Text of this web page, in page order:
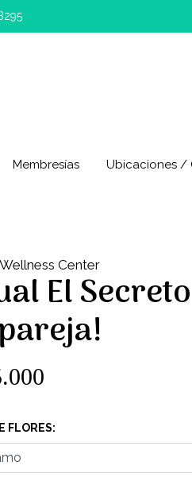
Membresías Ubicaciones /
Center
El
FLORES: